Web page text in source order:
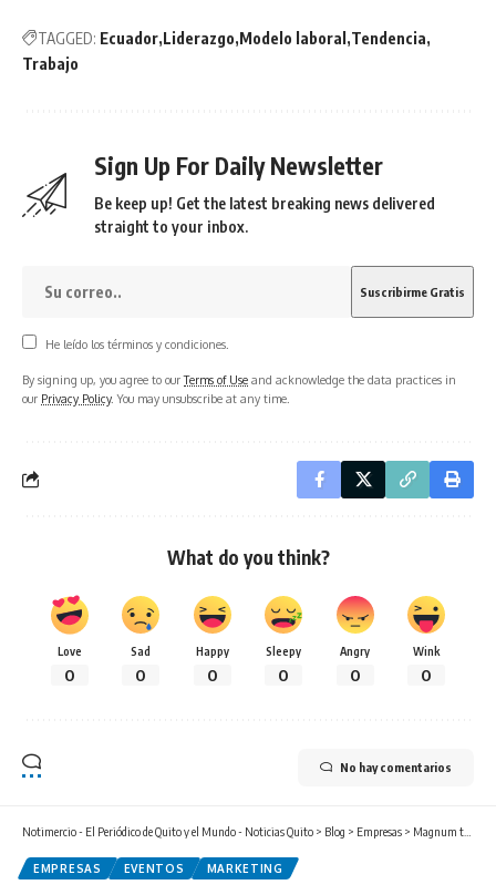
TAGGED: Ecuador Liderazgo Modelo laboral Tendencia
Trabajo
Sign Up For Daily Newsletter
Be keep up! Get the latest breaking news delivered
straight to your inbox.
He leído los términos y condiciones.
By signing up, you agree to ourTerms of Use and acknowledge the data practices in
our Privacy Policy. You may unsubscribe at any time.
What do you think?
Love
0
Sad
0
Happy
0
Sleepy
0
Angry
0
Wink
0
No hay comentarios
Notimercio - El Periódico de Quito y el Mundo - Noticias Quito > Blog > Empresas > Magnum transforma el placer del helado en una experiencia arquitectónica en Quito
EMPRESAS EVENTOS MARKETING